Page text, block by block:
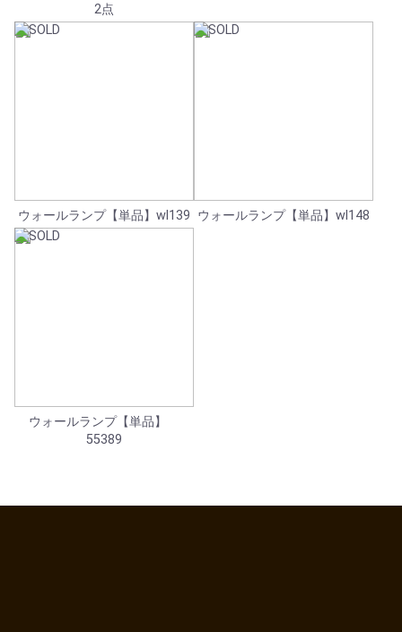
2点
ウォールランプ【単品】wl139 ウォールランプ【単品】wl148
ウォールランプ【単品】
55389